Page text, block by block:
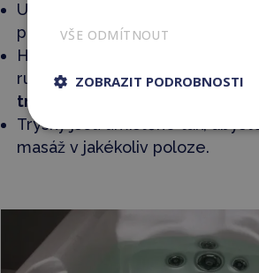
U kvalitních vířivek máte
podle potřeb a citlivosti vašeho
Hydromasážní trysky jsou
rukám a ke krku. Ve vířivce pak
trysky.
Trysky jsou umístěné tak,
masáž v jakékoliv poloze.
VŠE ODMÍTNOUT
ZOBRAZIT PODROBNOSTI